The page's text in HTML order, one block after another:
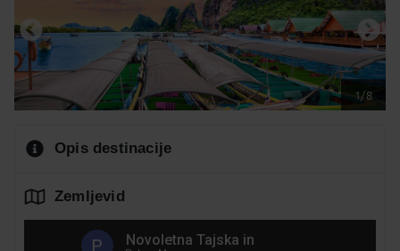
1/8
Opis destinacije
Zemljevid